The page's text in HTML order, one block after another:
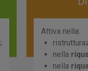
Attiva nella:
nella
nella